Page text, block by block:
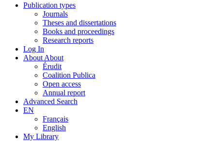
Publication types
Journals
Theses and dissertations
Books and proceedings
Research reports
Log In
About About
Érudit
Coalition Publica
Open access
Annual report
Advanced Search
EN
Français
English
My Library